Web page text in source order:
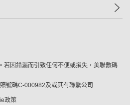
若因錯漏而引致任何不便或損失，美聯數碼
號碼C-000982及或其有聯繫公司
政策